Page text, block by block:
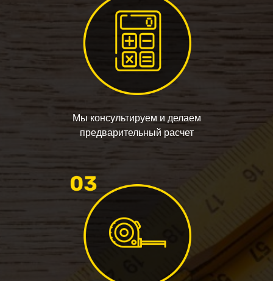
Мы консультируем и делаем
предварительный расчет